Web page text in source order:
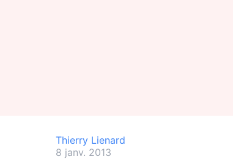
Thierry Lienard
8 janv. 2013